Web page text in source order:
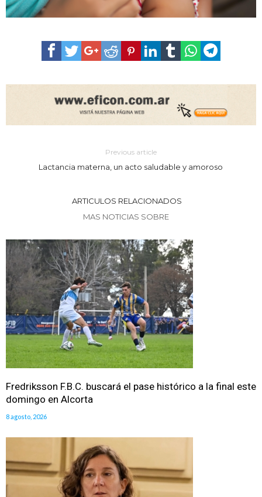
Previous article
Lactancia materna, un acto saludable y amoroso
ARTICULOS RELACIONADOS
MAS NOTICIAS SOBRE
Fredriksson F.B.C. buscará el pase histórico a la final este
domingo en Alcorta
8 agosto, 2026